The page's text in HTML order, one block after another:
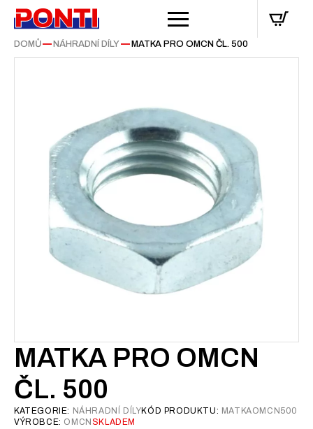
DOMŮ— NÁHRADNÍ DÍLY— MATKA PRO OMCN ČL. 500
MATKA PRO OMCN
ČL. 500
KATEGORIE: NÁHRADNÍ DÍLYKÓD PRODUKTU: MATKAOMCN500
VÝROBCE: OMCN SKLADEM